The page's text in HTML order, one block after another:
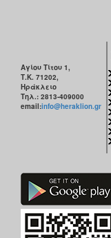
Αγίου Τίτου 1,
Τ.Κ. 71202,
Ηράκλειο
Τηλ.: 2813-409000
email:info@heraklion.gr